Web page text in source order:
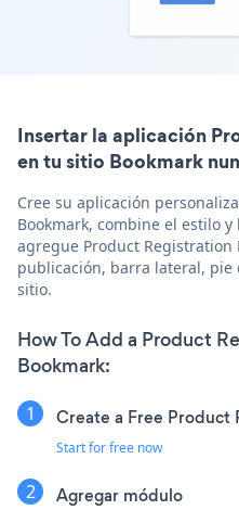
Insertar la aplicación
en tu sitio Bookmark
Cree su aplicación
Bookmark, combine el estilo
agregue Product Registration
publicación, barra lateral, pie
sitio.
How To Add a Product
Bookmark:
Create a Free Product
Start for free now
Agregar módulo